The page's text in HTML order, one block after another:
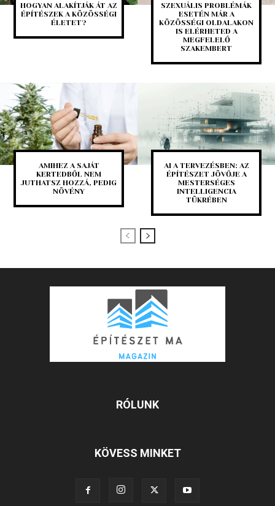
HOGYAN ALAKÍTJÁK ÁT AZ
ÉPÍTÉSZEK A KÖZÖSSÉGI
ÉLETET?
SZEXUÁLIS PROBLÉMÁK
ESETÉN MÁR A
KÖZÖSSÉGI OLDALAKON
IS ELÉRHETED A
MEGFELELŐ
SZAKEMBERT
AMIHEZ A SAJÁT
KERTEDBŐL NEM
JUTHATSZ HOZZÁ, PEDIG
NÖVÉNY
AI A TERVEZÉSBEN: AZ
ÉPÍTÉSZET JÖVŐJE A
MESTERSÉGES
INTELLIGENCIA
TÜKRÉBEN
RÓLUNK
KÖVESS MINKET